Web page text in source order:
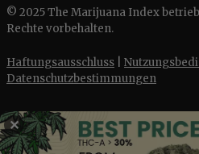
© 2025 The Marijuana Index
Rechte vorbehalten.
Haftungsausschluss
Datenschutzbestimmungen
English
✕